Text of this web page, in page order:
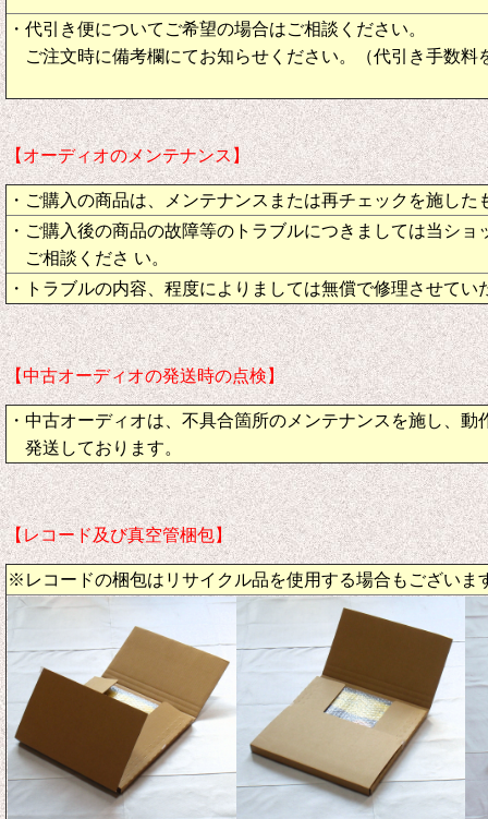
・代引き便についてご希望の場合はご相談ください。
ご注文時に備考欄にてお知らせください。（代引き手数料
【オーディオのメンテナンス】
・ご購入の商品は、メンテナンスまたは再チェックを施し
・ご購入後の商品の故障等のトラブルにつきましては当ショ
ご相談くださ い。
・トラブルの内容、程度によりましては無償で修理させてい
【中古オーディオの発送時の点検】
・中古オーディオは、不具合箇所のメンテナンスを施し、動
発送しております。
【レコード及び真空管梱包】
※レコードの梱包はリサイクル品を使用する場合もございま